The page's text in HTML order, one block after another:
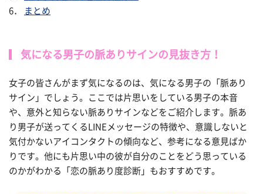
6．
まとめ
気になる男子の脈ありサインの見抜き方！
女子の皆さんがまず気になるのは、気になる男子の「脈あり
サイン」でしょう。ここでは片思いをしている男子の本音
や、意外と知らない脈ありサインなどをご紹介します。脈あ
り男子が送ってくるLINEメッセージの特徴や、意識しないと
気付かないアイコンタクトの傾向など、参考になる意見ばか
りです。他にも片思い中の彼が自分のことをどう思っている
のかがわかる「恋の脈あり度診断」もおすすめです。